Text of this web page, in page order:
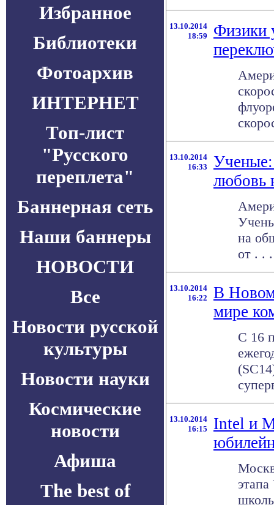
Избранное
Библиотеки
Фотоархив
ИНТЕРНЕТ
Топ-лист
"Русского
переплета"
Баннерная сеть
Наши баннеры
НОВОСТИ
Все
Новости русской
культуры
Новости науки
Космические
новости
Афиша
The best of
13.10.2014
18:59
Физики
13.10.2014
16:33
Ученые:
любовь
на
от . . .
13.10.2014
16:22
В
мире
С 16
13.10.2014
16:15
Intel и